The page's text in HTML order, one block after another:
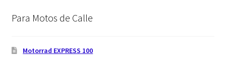
Para Motos de Calle
Motorrad EXPRESS 100